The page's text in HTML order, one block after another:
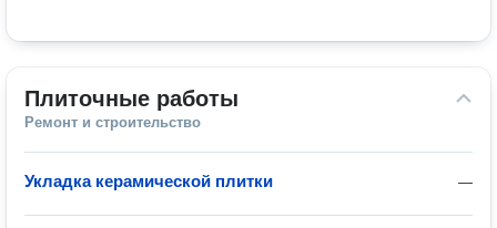
Плиточные работы
Ремонт и строительство
—
Укладка керамической плитки